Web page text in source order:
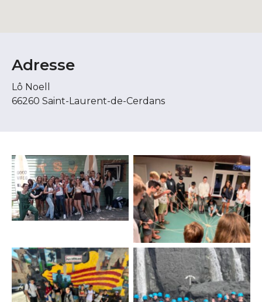
Adresse
Lô Noell
66260 Saint-Laurent-de-Cerdans
Aucune légende
Aucune légende
Aucune légende Aucune légende